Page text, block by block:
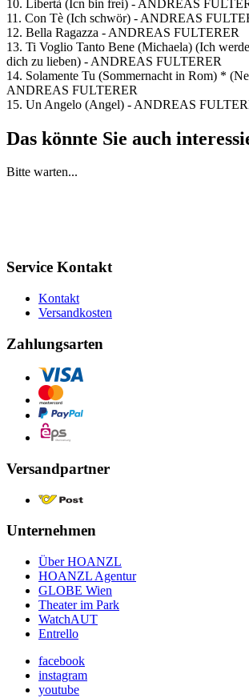
10. Libertà (Icn bin frei) - ANDREAS
11. Con Tè (Ich schwör) - ANDREAS
12. Bella Ragazza - ANDREAS FULTERER
13. Ti Voglio Tanto Bene (Michaela) (Ich
dich zu lieben) - ANDREAS FULTERER
14. Solamente Tu (Sommernacht in Rom) *
ANDREAS FULTERER
15. Un Angelo (Angel) - ANDREAS
Das könnte Sie auch
Bitte warten...
Service Kontakt
Kontakt
Versandkosten
Zahlungsarten
Versandpartner
Unternehmen
Über HOANZL
HOANZL Agentur
GLOBE Wien
Theater im Park
WatchAUT
Entrello
facebook
instagram
youtube